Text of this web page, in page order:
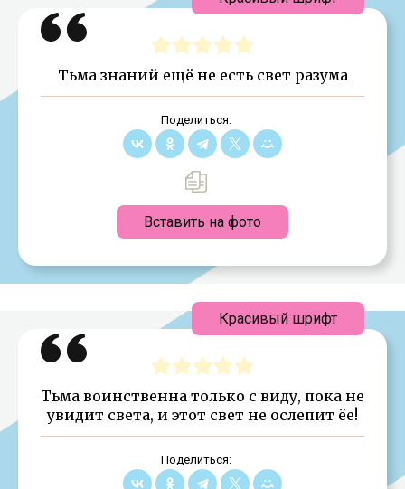
Тьма знаний ещё не есть свет разума
Поделиться:
Вставить на фото
Тьма воинственна только с виду, пока не
увидит света, и этот свет не ослепит ёе!
Поделиться:
Красивый шрифт